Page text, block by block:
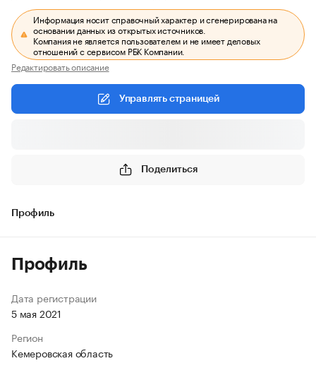
Информация носит справочный характер и сгенерирована на
основании данных из открытых источников.
Компания не является пользователем и не имеет деловых
отношений с сервисом РБК Компании.
Редактировать описание
Управлять страницей
Поделиться
Профиль
Профиль
Дата регистрации
5 мая 2021
Регион
Кемеровская область